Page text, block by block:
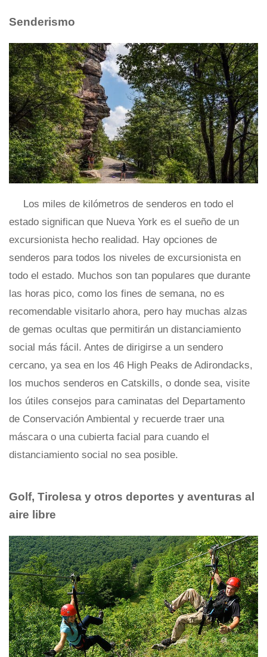
Senderismo
Los miles de kilómetros de senderos en todo el
estado significan que Nueva York es el sueño de un
excursionista hecho realidad. Hay opciones de
senderos para todos los niveles de excursionista en
todo el estado. Muchos son tan populares que durante
las horas pico, como los fines de semana, no es
recomendable visitarlo ahora, pero hay muchas alzas
de gemas ocultas que permitirán un distanciamiento
social más fácil. Antes de dirigirse a un sendero
cercano, ya sea en los 46 High Peaks de Adirondacks,
los muchos senderos en Catskills, o donde sea, visite
los útiles consejos para caminatas del Departamento
de Conservación Ambiental y recuerde traer una
máscara o una cubierta facial para cuando el
distanciamiento social no sea posible.
Golf, Tirolesa y otros deportes y aventuras al
aire libre